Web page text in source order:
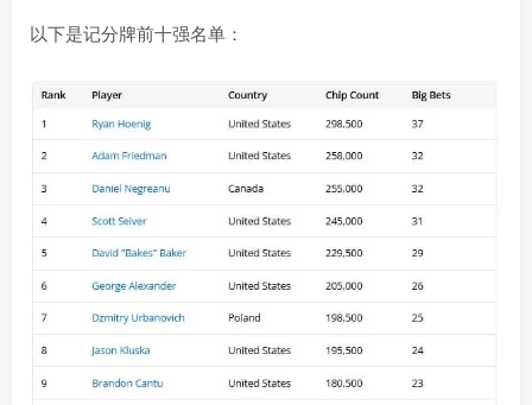
以下是记分牌前十强名单：